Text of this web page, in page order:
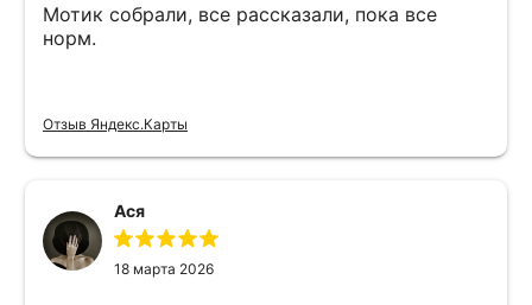
Мотик собрали, все рассказали, пока все
норм.
Отзыв Яндекс.Карты
Ася
18 марта 2026